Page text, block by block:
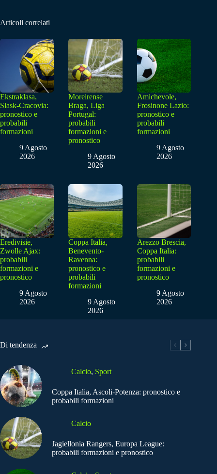
Articoli correlati
Ekstraklasa,
Slask-Cracovia:
pronostico e
probabili
formazioni
9 Agosto
2026
Moreirense
Braga, Liga
Portugal:
probabili
formazioni e
pronostico
9 Agosto
2026
Amichevole,
Frosinone Lazio:
pronostico e
probabili
formazioni
9 Agosto
2026
Eredivisie,
Zwolle Ajax:
probabili
formazioni e
pronostico
9 Agosto
2026
Coppa Italia,
Benevento-
Ravenna:
pronostico e
probabili
formazioni
9 Agosto
2026
Arezzo Brescia,
Coppa Italia:
probabili
formazioni e
pronostico
9 Agosto
2026
Di tendenza
Calcio, Sport
Coppa Italia, Ascoli-Potenza: pronostico e
probabili formazioni
Calcio
Jagiellonia Rangers, Europa League:
probabili formazioni e pronostico